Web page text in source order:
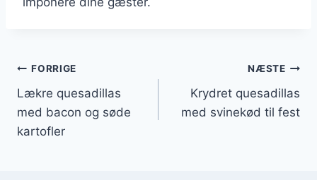
Indlægsnavigation
FORRIGE
Lækre quesadillas
med bacon og søde
kartofler
NÆSTE
Krydret quesadillas
med svinekød til fest